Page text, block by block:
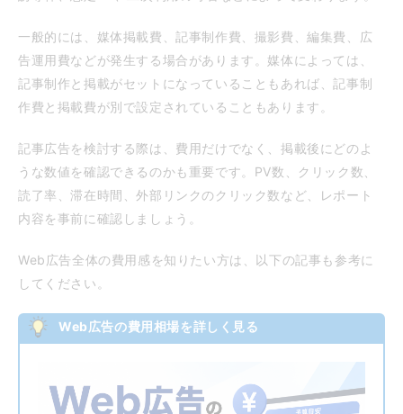
一般的には、媒体掲載費、記事制作費、撮影費、編集費、広
告運用費などが発生する場合があります。媒体によっては、
記事制作と掲載がセットになっていることもあれば、記事制
作費と掲載費が別で設定されていることもあります。
記事広告を検討する際は、費用だけでなく、掲載後にどのよ
うな数値を確認できるのかも重要です。PV数、クリック数、
読了率、滞在時間、外部リンクのクリック数など、レポート
内容を事前に確認しましょう。
Web広告全体の費用感を知りたい方は、以下の記事も参考に
してください。
Web広告の費用相場を詳しく見る